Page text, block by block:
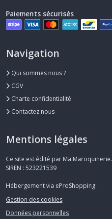
Paiements sécurisés
Navigation
Qui sommes nous ?
CGV
Charte confidentialité
Contactez nous
Mentions légales
Ce site est édité par Ma Maroquinerie.
SIREN : 523221539
Hébergement via eProShopping
Gestion des cookies
Données personnelles